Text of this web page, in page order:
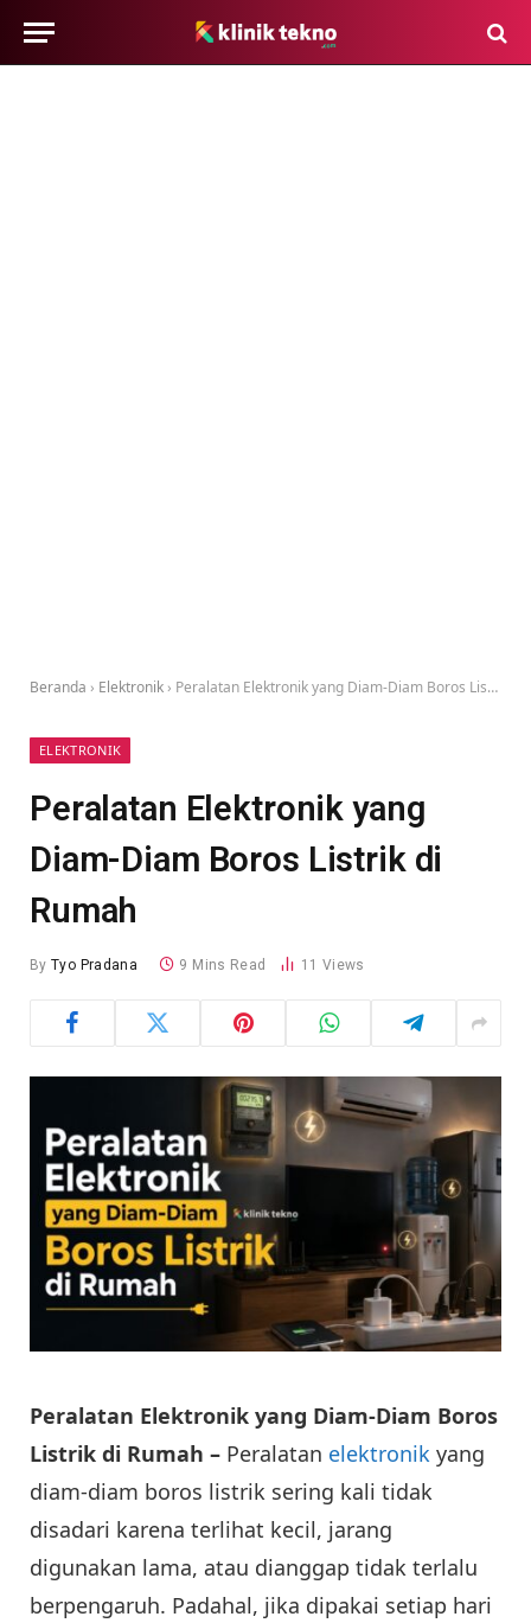
Beranda › Elektronik › Peralatan Elektronik yang Diam-Diam Boros Listrik di Rumah
ELEKTRONIK
Peralatan Elektronik yang
Diam-Diam Boros Listrik di
Rumah
By Tyo Pradana 9 Mins Read 11 Views
Peralatan Elektronik yang Diam-Diam Boros
Listrik di Rumah – Peralatan elektronik yang
diam-diam boros listrik sering kali tidak
disadari karena terlihat kecil, jarang
digunakan lama, atau dianggap tidak terlalu
berpengaruh. Padahal, jika dipakai setiap hari